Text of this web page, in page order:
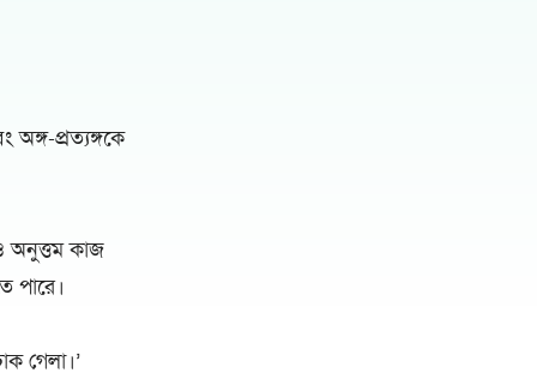
প্রত্যঙ্গকে
অনুত্তম কাজ
পারে।
গেলা।’